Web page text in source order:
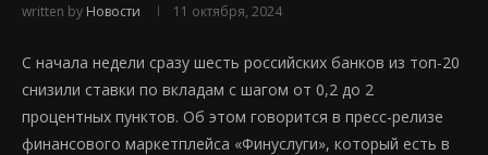
written by Новости 11 октября, 2024
С начала недели сразу шесть российских банков из топ-20
снизили ставки по вкладам с шагом от 0,2 до 2
процентных пунктов. Об этом говорится в пресс-релизе
финансового маркетплейса «Финуслуги», который есть в